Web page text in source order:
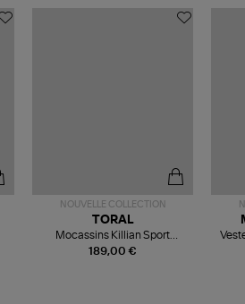
NOUVELLE COLLECTION
189,00 €
TORAL
Mocassins Killian Sport
Mousse